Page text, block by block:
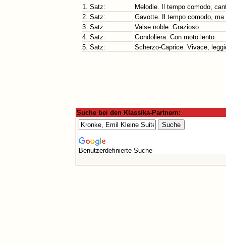
1. Satz:
Melodie. Il tempo comodo,
2. Satz:
Gavotte. Il tempo comodo, ma
3. Satz:
Valse noble. Grazioso
4. Satz:
Gondoliera. Con moto lento
5. Satz:
Scherzo-Caprice. Vivace,
Suche bei den Klassika-Partnern:
Benutzerdefinierte Suche